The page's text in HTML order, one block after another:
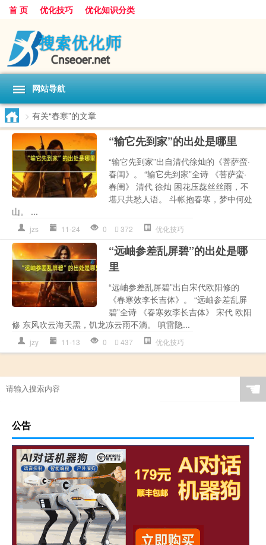
首 页 优化技巧 优化知识分类
网站导航
> 有关“春寒”的文章
“输它先到家”的出处是哪里
“输它先到家”出自清代徐灿的《菩萨蛮·
春闺》。 “输它先到家”全诗 《菩萨蛮·
春闺》 清代 徐灿 困花压蕊丝丝雨，不
堪只共愁人语。 斗帐抱春寒，梦中何处
山。 ...
jzs 11-24 0 372 优化技巧
“远岫参差乱屏碧”的出处是哪
里
“远岫参差乱屏碧”出自宋代欧阳修的
《春寒效李长吉体》。 “远岫参差乱屏
碧”全诗 《春寒效李长吉体》 宋代 欧阳
修 东风吹云海天黑，饥龙冻云雨不滴。 嗔雷隐...
jzy 11-13 0 437 优化技巧
☚
公告